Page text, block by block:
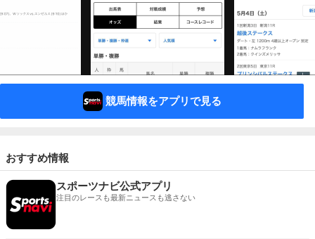
競馬情報をアプリで見る
おすすめ情報
スポーツナビ公式アプリ
注目のレースも最新ニュースも逃さない